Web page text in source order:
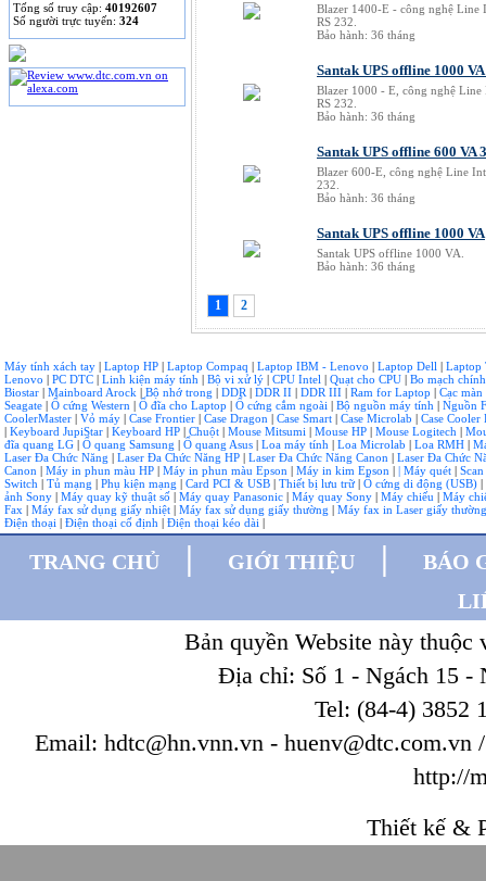
Tống số truy cập: 40192607
Số người trực tuyến: 324
Blazer 1400-E - công nghệ Line
RS 232.
Bảo hành: 36 tháng
Santak UPS offline 1000
Blazer 1000 - E, công nghệ
RS 232.
Bảo hành: 36 tháng
Santak UPS offline 600 VA
Blazer 600-E, công nghệ Line
232.
Bảo hành: 36 tháng
Santak UPS offline 1000 VA
Santak UPS offline 1000 VA.
Bảo hành: 36 tháng
1 2
Máy tính xách tay | Laptop HP | Laptop Compaq | Laptop IBM - Lenovo | Laptop Dell | Laptop
Lenovo | PC DTC | Linh kiện máy tính | Bộ vi xử lý | CPU Intel | Quạt cho CPU | Bo mạch
Biostar | Mainboard Arock | Bộ nhớ trong | DDR | DDR II | DDR III | Ram for Laptop | Cạc
Seagate | Ổ cứng Western | Ổ đĩa cho Laptop | Ổ cứng cắm ngoài | Bộ nguồn máy tính | Nguồn
CoolerMaster | Vỏ máy | Case Frontier | Case Dragon | Case Smart | Case Microlab | Case Cooler
| Keyboard JupiStar | Keyboard HP | Chuột | Mouse Mitsumi | Mouse HP | Mouse Logitech |
đĩa quang LG | Ổ quang Samsung | Ổ quang Asus | Loa máy tính | Loa Microlab | Loa RMH |
Laser Đa Chức Năng | Laser Đa Chức Năng HP | Laser Đa Chức Năng Canon | Laser Đa Chức
Canon | Máy in phun màu HP | Máy in phun màu Epson | Máy in kim Epson | | Máy quét |
Switch | Tủ mạng | Phụ kiện mạng | Card PCI & USB | Thiết bị lưu trữ| Ổ cứng di động (USB) |
ảnh Sony | Máy quay kỹ thuật số | Máy quay Panasonic | Máy quay Sony | Máy chiếu | Máy
Fax | Máy fax sử dụng giấy nhiệt | Máy fax sử dụng giấy thường | Máy fax in Laser giấy
Điện thoại | Điện thoại cố định | Điện thoại kéo dài |
TRANG CHỦ | GIỚI THIỆU |
BÁO
Bản quyền Website này thuộc
Địa chỉ: Số 1 - Ngách 15 -
Tel: (84-4) 3852
Email: hdtc@hn.vnn.vn -
http://
Thiết kế &